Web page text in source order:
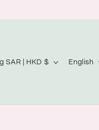
Hong Kong SAR | HKD $
L
g
English